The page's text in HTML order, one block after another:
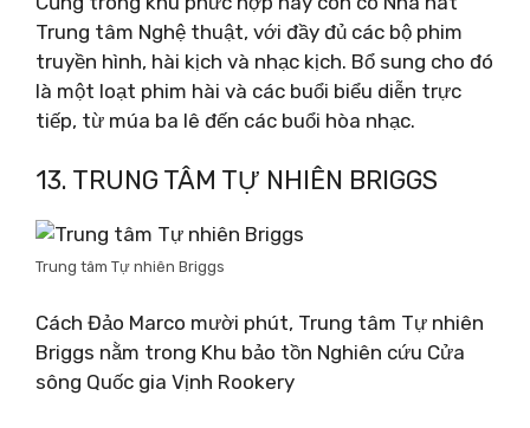
Trung tâm Nghệ thuật, với đầy đủ các bộ phim
truyền hình, hài kịch và nhạc kịch. Bổ sung cho đó
là một loạt phim hài và các buổi biểu diễn trực
tiếp, từ múa ba lê đến các buổi hòa nhạc.
13. TRUNG TÂM TỰ NHIÊN BRIGGS
Trung tâm Tự nhiên Briggs
Cách Đảo Marco mười phút, Trung tâm Tự nhiên
Briggs nằm trong Khu bảo tồn Nghiên cứu Cửa
sông Quốc gia Vịnh Rookery